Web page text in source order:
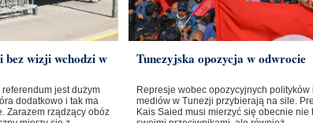
bez wizji wchodzi w
jest dużym
dodatkowo i tak ma
Zarazem rządzący obóz
Tunezyjska opozycja w odwrocie
Represje wobec opozycyjnych polityków i
mediów w Tunezji przybierają na sile.
Kais Saied musi mierzyć się obecnie nie